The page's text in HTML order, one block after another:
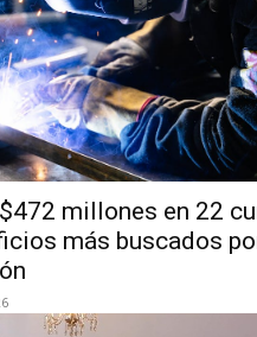
millones en 22
más buscados